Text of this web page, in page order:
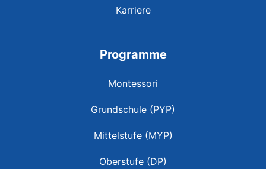
Karriere
Programme
Montessori
Grundschule (PYP)
Mittelstufe (MYP)
Oberstufe (DP)